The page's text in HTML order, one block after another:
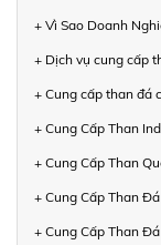
+ Vì Sao Doanh
+ Dịch vụ cung cấp
+ Cung cấp than đá
+ Cung Cấp Than
+ Cung Cấp Than
+ Cung Cấp Than
+ Cung Cấp Than